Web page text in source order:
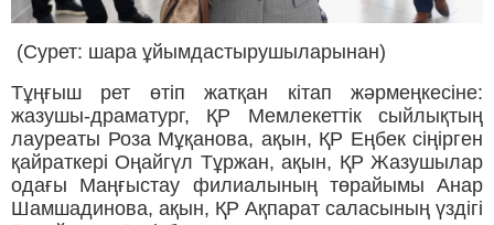
(Сурет: шара ұйымдастырушыларынан)
Тұңғыш рет өтіп жатқан кітап жәрмеңкесіне:
жазушы-драматург, ҚР Мемлекеттік сыйлықтың
лауреаты Роза Мұқанова, ақын, ҚР Еңбек сіңірген
қайраткері Оңайгүл Тұржан, ақын, ҚР Жазушылар
одағы Маңғыстау филиалының төрайымы Анар
Шамшадинова, ақын, ҚР Ақпарат саласының үздігі